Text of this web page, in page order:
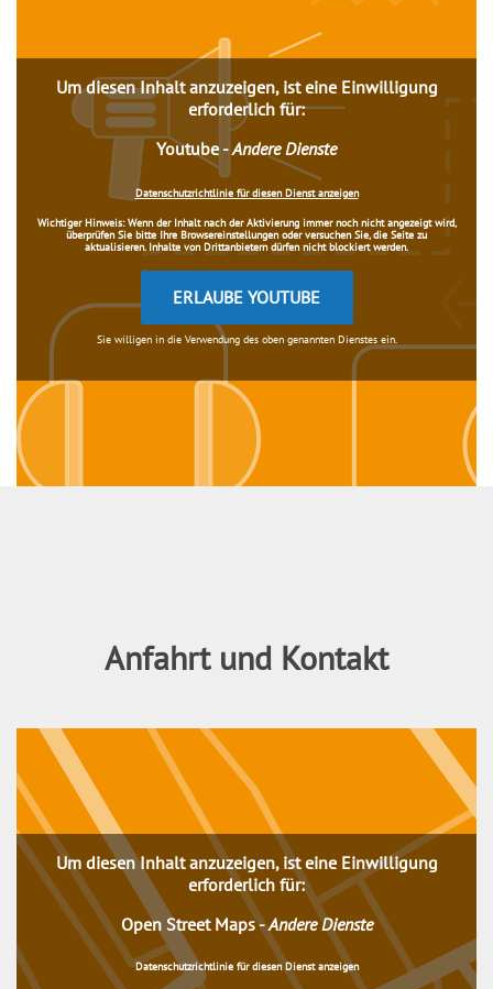
Um diesen Inhalt anzuzeigen, ist eine Einwilligung
erforderlich für:
Youtube -Andere Dienste
Datenschutzrichtlinie für diesen Dienst anzeigen
Wichtiger Hinweis:Wenn der Inhalt nach der Aktivierung immer noch nicht angezeigt wird,
überprüfen Sie bitte Ihre Browsereinstellungen oder versuchen Sie, die Seite zu
aktualisieren. Inhalte von Drittanbietern dürfen nicht blockiert werden.
ERLAUBE YOUTUBE
Sie willigen in die Verwendung des oben genannten Dienstes ein.
Anfahrt und Kontakt
Um diesen Inhalt anzuzeigen, ist eine Einwilligung
erforderlich für:
Open Street Maps-Andere Dienste
Datenschutzrichtlinie für diesen Dienst anzeigen